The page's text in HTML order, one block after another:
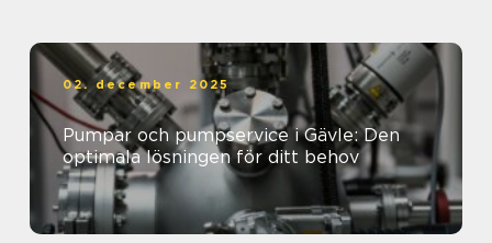
02. december 2025
Pumpar och pumpservice i Gävle: Den
optimala lösningen för ditt behov